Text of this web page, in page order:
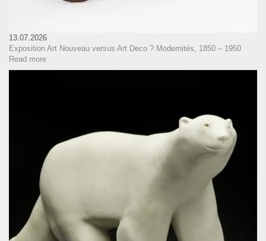
13.07.2026
Exposition Art Nouveau versus Art Deco ? Modernités, 1850 – 1950
Read more